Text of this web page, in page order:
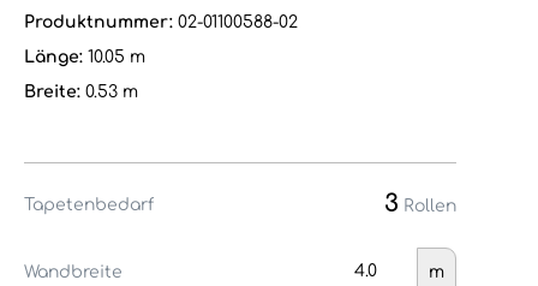
Produktnummer: 02-01100588-02
Länge: 10.05 m
Breite: 0.53 m
Tapetenbedarf 3 Rollen
Wandbreite m